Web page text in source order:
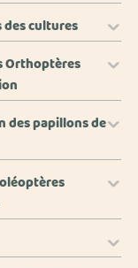
cultures
Orthoptères
des papillons de